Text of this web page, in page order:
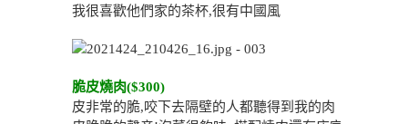
我很喜歡他們家的茶杯,很有中國風
脆皮燒肉($300)
皮非常的脆,咬下去隔壁的人都聽得到我的肉